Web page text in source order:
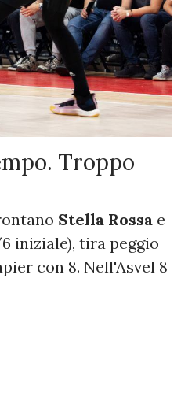
Troppo
Stella Rossa e
iniziale), tira peggio
con 8. Nell'Asvel 8